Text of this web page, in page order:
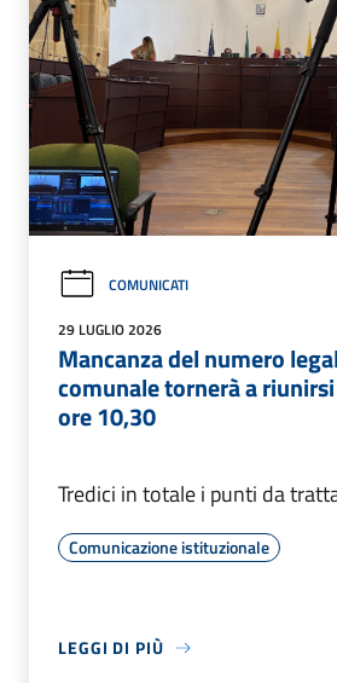
COMUNICATI
29 LUGLIO 2026
Mancanza del numero
comunale tornerà a
ore 10,30
Tredici in totale i punti da
Comunicazione istituzionale
LEGGI DI PIÙ